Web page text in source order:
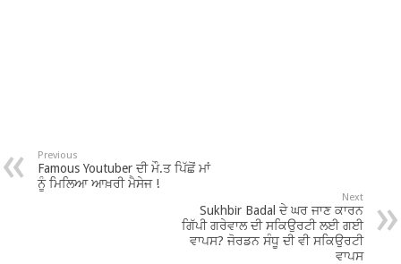
Previous
Famous Youtuber ਦੀ ਮੌ.ਤ ਪਿੱਛੋਂ ਮਾਂ
ਨੂੰ ਮਿਲਿਆ ਆਖ਼ਰੀ ਮੈਸੇਜ !
Next
Sukhbir Badal ਦੇ ਘਰ ਜਾਣ ਕਾਰਨ
ਗਿੱਪੀ ਗਰੇਵਾਲ ਦੀ ਸਕਿਉਰਟੀ ਲਈ ਗਈ
ਵਾਪਸ? ਜੋਰਡਨ ਸੰਧੂ ਦੀ ਵੀ ਸਕਿਉਰਟੀ
ਵਾਪਸ